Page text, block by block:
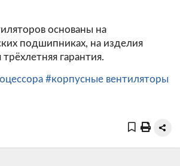
основаны на
подшипниках, на изделия
гарантия.
#корпусные вентиляторы